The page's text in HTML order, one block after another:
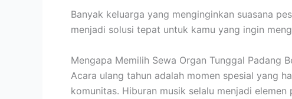
Banyak keluarga yang menginginkan suasana
menjadi solusi tepat untuk kamu yang ingin
Mengapa Memilih Sewa Organ Tunggal Padang
Acara ulang tahun adalah momen spesial yang
komunitas. Hiburan musik selalu menjadi